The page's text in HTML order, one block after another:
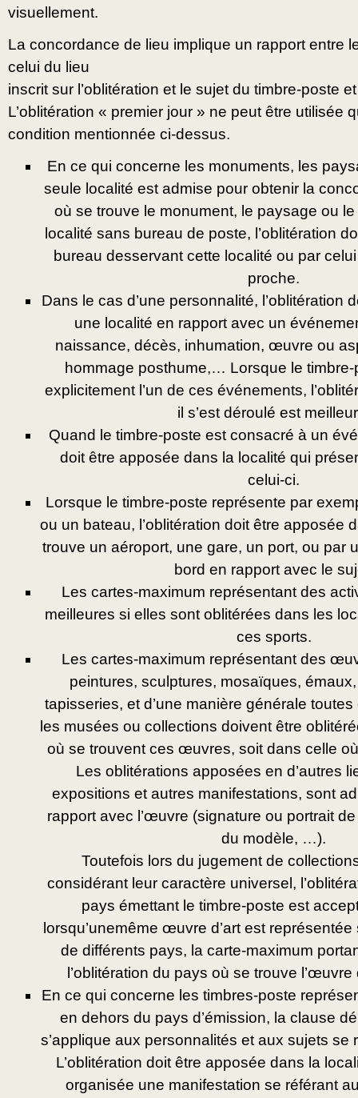
visuellement.
La concordance de lieu implique un rapport entre
celui du lieu
inscrit sur l’oblitération et le sujet du timbre-poste
L’oblitération « premier jour » ne peut être utilisée
condition mentionnée ci-dessus.
En ce qui concerne les monuments, les
seule localité est admise pour obtenir la
où se trouve le monument, le paysage ou le
localité sans bureau de poste, l’oblitération
bureau desservant cette localité ou par
proche.
Dans le cas d’une personnalité, l’oblitération
une localité en rapport avec un
naissance, décès, inhumation, œuvre ou
hommage posthume,… Lorsque le
explicitement l’un de ces événements,
il s’est déroulé est
Quand le timbre-poste est consacré à un
doit être apposée dans la localité qui
celui-ci.
Lorsque le timbre-poste représente par
ou un bateau, l’oblitération doit être apposée
trouve un aéroport, une gare, un port, ou par
bord en rapport avec le
Les cartes-maximum représentant des
meilleures si elles sont oblitérées dans les
ces sports.
Les cartes-maximum représentant des
peintures, sculptures, mosaïques,
tapisseries, et d’une manière générale
les musées ou collections doivent être
où se trouvent ces œuvres, soit dans celle
Les oblitérations apposées en d’autres
expositions et autres manifestations, sont
rapport avec l’œuvre (signature ou portrait
du modèle, …).
Toutefois lors du jugement de
considérant leur caractère universel,
pays émettant le timbre-poste est
lorsqu’unemême œuvre d’art est
de différents pays, la carte-maximum
l’oblitération du pays où se trouve l’œuvre
En ce qui concerne les timbres-poste
en dehors du pays d’émission, la clause
s’applique aux personnalités et aux sujets se
L’oblitération doit être apposée dans la
organisée une manifestation se référant